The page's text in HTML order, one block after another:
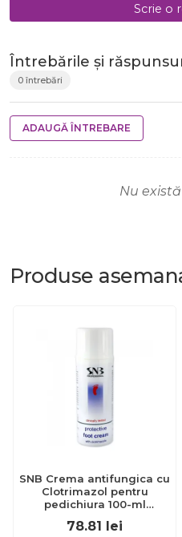
Scrie o
Întrebările și
0 întrebări
ADAUGĂ ÎNTREBARE
Nu
Produse
SNB Crema antifungica cu
Clotrimazol pentru
pedichiura 100-ml
EXL359_918
78.81 lei